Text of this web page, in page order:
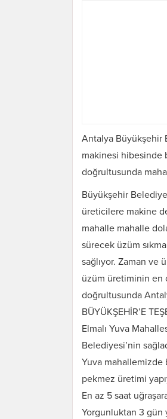
Antalya Büyükşehir
makinesi hibesinde
doğrultusunda
Büyükşehir
üreticilere makine
mahalle mahalle
sürecek üzüm
sağlıyor. Zaman ve
üzüm üretiminin en
doğrultusunda
BÜYÜKŞEHİR’E
Elmalı Yuva
Belediyesi’nin
Yuva mahallemizde
pekmez üretimi
En az 5 saat
Yorgunluktan 3 gün